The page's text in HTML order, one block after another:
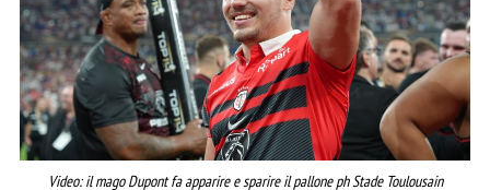
Video: il mago Dupont fa apparire e sparire il pallone ph Stade Toulousain